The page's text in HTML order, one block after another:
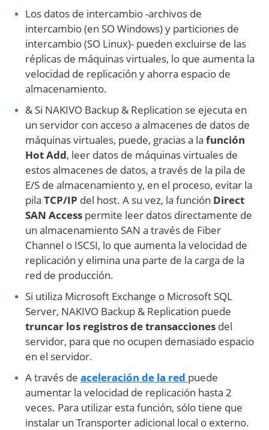
Los datos de intercambio -archivos de
intercambio (en SO Windows) y particiones de
intercambio (SO Linux)- pueden excluirse de las
réplicas de máquinas virtuales, lo que aumenta la
velocidad de replicación y ahorra espacio de
almacenamiento.
& Si NAKIVO Backup & Replication se ejecuta en
un servidor con acceso a almacenes de datos de
máquinas virtuales, puede, gracias a la función
Hot Add, leer datos de máquinas virtuales de
estos almacenes de datos, a través de la pila de
E/S de almacenamiento y, en el proceso, evitar la
pila TCP/IP del host. A su vez, la función Direct
SAN Access permite leer datos directamente de
un almacenamiento SAN a través de Fiber
Channel o ISCSI, lo que aumenta la velocidad de
replicación y elimina una parte de la carga de la
red de producción.
Si utiliza Microsoft Exchange o Microsoft SQL
Server, NAKIVO Backup & Replication puede
truncar los registros de transacciones del
servidor, para que no ocupen demasiado espacio
en el servidor.
A través de aceleración de la red puede
aumentar la velocidad de replicación hasta 2
veces. Para utilizar esta función, sólo tiene que
instalar un Transporter adicional local o externo.